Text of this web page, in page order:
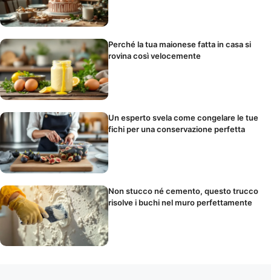
Perché la tua maionese fatta in casa si
rovina così velocemente
Un esperto svela come congelare le tue
fichi per una conservazione perfetta
Non stucco né cemento, questo trucco
risolve i buchi nel muro perfettamente